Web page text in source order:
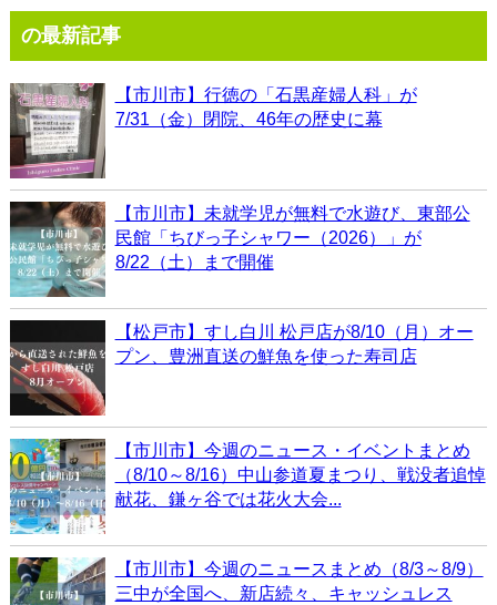
の最新記事
【市川市】行徳の「石黒産婦人科」が
7/31（金）閉院、46年の歴史に幕
【市川市】未就学児が無料で水遊び、東部公
民館「ちびっ子シャワー（2026）」が
8/22（土）まで開催
【松戸市】すし白川 松戸店が8/10（月）オー
プン、豊洲直送の鮮魚を使った寿司店
【市川市】今週のニュース・イベントまとめ
（8/10～8/16）中山参道夏まつり、戦没者追悼
献花、鎌ヶ谷では花火大会...
【市川市】今週のニュースまとめ（8/3～8/9）
三中が全国へ、新店続々、キャッシュレス